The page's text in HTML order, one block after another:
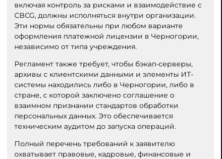
включая контроль за рисками и взаимодействие с
CBCG, должны исполняться внутри организации.
Эти нормы обязательны при любом варианте
оформления платежной лицензии в Черногории,
независимо от типа учреждения.
Регламент также требует, чтобы бэкап-серверы,
архивы с клиентскими данными и элементы ИТ-
системы находились либо в Черногории, либо в
стране, с которой заключено соглашение о
взаимном признании стандартов обработки
персональных данных. Это обеспечивается
техническим аудитом до запуска операций.
Полный перечень требований к заявителю
охватывает правовые, кадровые, финансовые и